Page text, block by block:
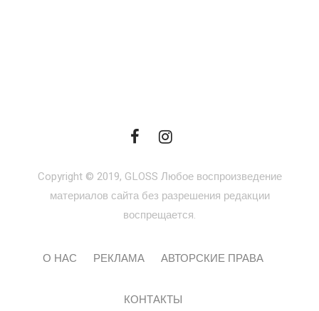
Copyright © 2019, GLOSS Любое воспроизведение
материалов сайта без разрешения редакции
воспрещается.
О НАС РЕКЛАМА АВТОРСКИЕ ПРАВА
КОНТАКТЫ